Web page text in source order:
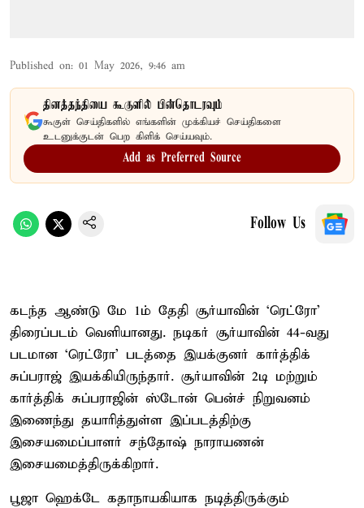
Published on: 01 May 2026, 9:46 am
தினத்தந்தியை கூகுளில் பின்தொடரவும்
கூகுள் செய்திகளில் எங்களின் முக்கியச் செய்திகளை
உடனுக்குடன் பெற கிளிக் செய்யவும்.
Add as Preferred Source
Follow Us
கடந்த ஆண்டு மே 1ம் தேதி சூர்யாவின் ‘ரெட்ரோ’
திரைப்படம் வெளியானது. நடிகர் சூர்யாவின் 44-வது
படமான ‘ரெட்ரோ’ படத்தை இயக்குனர் கார்த்திக்
சுப்பராஜ் இயக்கியிருந்தார். சூர்யாவின் 2டி மற்றும்
கார்த்திக் சுப்பராஜின் ஸ்டோன் பென்ச் நிறுவனம்
இணைந்து தயாரித்துள்ள இப்படத்திற்கு
இசையமைப்பாளர் சந்தோஷ் நாராயணன்
இசையமைத்திருக்கிறார்.
பூஜா ஹெக்டே கதாநாயகியாக நடித்திருக்கும்